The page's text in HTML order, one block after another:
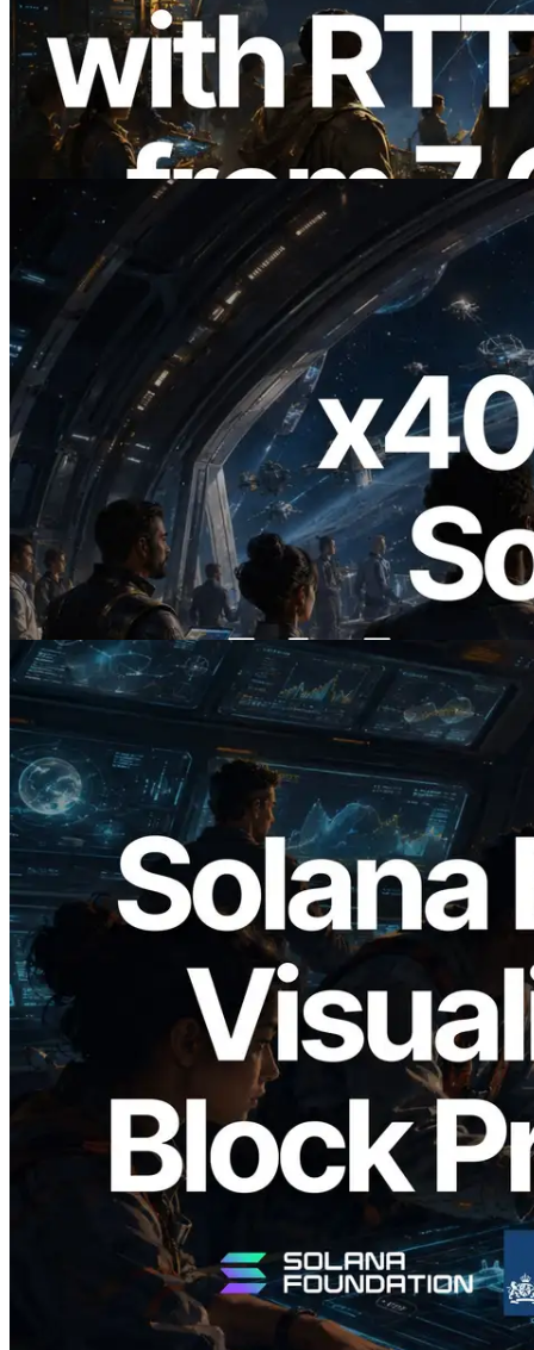
ERPC erweitert Solana Leader Slot API
um Ping-Messung aus 7 globalen
Regionen — Validators Information API
ebenfalls gestartet
2026.07.04
ERPC startet x402-fähige Solana RPC —
Der Beginn einer Ära, in der KI-Agenten
APIs bei Bedarf bezahlen
Artikel lesen
2026.05.24
Validators Solutions veröffentlicht Solana
Block Analyzer – Visualisierung der
Blockproduktionszeit pro Slot und der
zugewiesenen Validatoren